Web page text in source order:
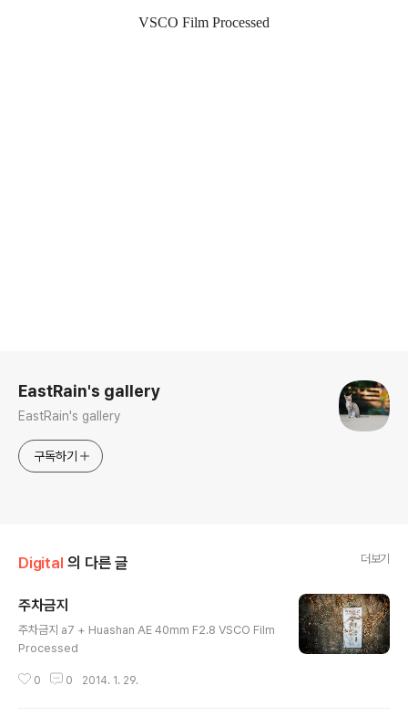
VSCO Film Processed
EastRain's gallery
EastRain's gallery
구독하기
Digital 의 다른 글 더보기
주차금지
주차금지 a7 + Huashan AE 40mm F2.8 VSCO Film
Processed
0 0 2014. 1. 29.